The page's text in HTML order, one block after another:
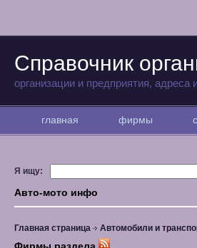
Справочник
организации и предприятия,
главная фирмы
Я ищу:
Авто-мото инфо
Главная страница Автомобили и